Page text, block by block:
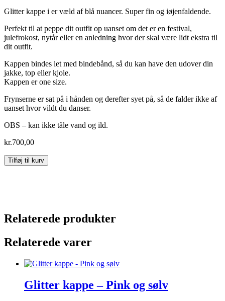
Glitter kappe i er væld af blå nuancer. Super fin og iøjenfaldende.
Perfekt til at peppe dit outfit op uanset om det er en festival,
julefrokost, nytår eller en anledning hvor der skal være lidt ekstra til
dit outfit.
Kappen bindes let med bindebånd, så du kan have den udover din
jakke, top eller kjole.
Kappen er one size.
Frynserne er sat på i hånden og derefter syet på, så de falder ikke af
uanset hvor vildt du danser.
OBS – kan ikke tåle vand og ild.
kr.700,00
Glitter
kappe
Tilføj til kurv
Relaterede produkter
Relaterede varer
Glitter kappe – Pink og sølv